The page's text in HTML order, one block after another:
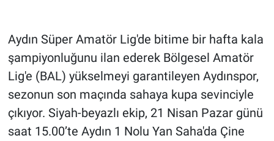
Aydın Süper Amatör Lig'de bitime bir hafta kala
şampiyonluğunu ilan ederek Bölgesel Amatör
Lig'e (BAL) yükselmeyi garantileyen Aydınspor,
sezonun son maçında sahaya kupa sevinciyle
çıkıyor. Siyah-beyazlı ekip, 21 Nisan Pazar günü
saat 15.00’te Aydın 1 Nolu Yan Saha'da Çine